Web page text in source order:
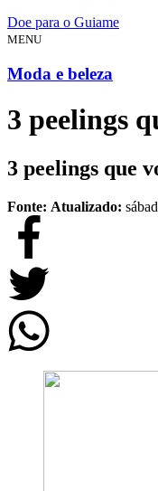
Doe para o Guiame
MENU
Moda e beleza
3 peelings
3 peelings que
Fonte: Atualizado: